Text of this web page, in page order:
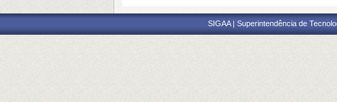
SIGAA | Superintendência de